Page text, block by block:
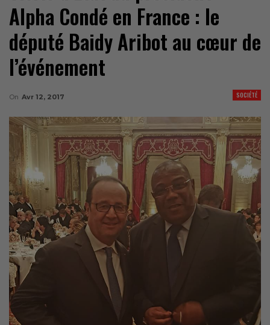
Alpha Condé en France : le
député Baidy Aribot au cœur de
l’événement
SOCIÉTÉ
On Avr 12, 2017